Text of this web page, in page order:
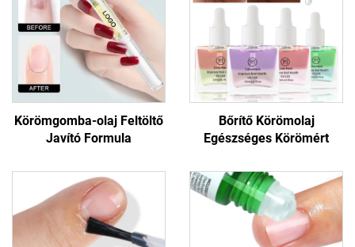
Körömgomba-olaj Feltöltő
Javító Formula
Bőrítő Körömolaj
Egészséges Körömért